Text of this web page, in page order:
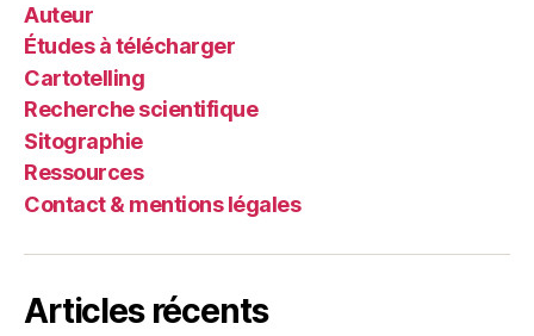
Auteur
Études à télécharger
Cartotelling
Recherche scientifique
Sitographie
Ressources
Contact & mentions légales
Articles récents